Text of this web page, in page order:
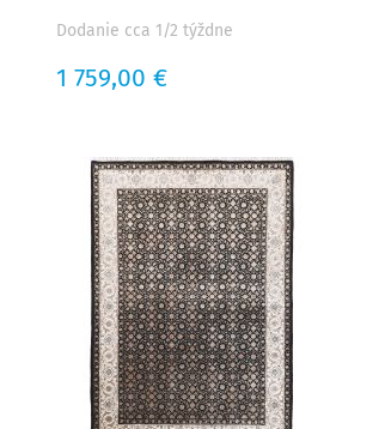
Dodanie cca 1/2 týždne
Cena
1 759,00 €